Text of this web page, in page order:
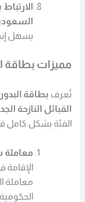
يسهل
مميزات بطاقة
تُعرف بطاقة
القبائل النازحة
الفئة بشكل كامل
معاملة
معاملة
الحكومية.